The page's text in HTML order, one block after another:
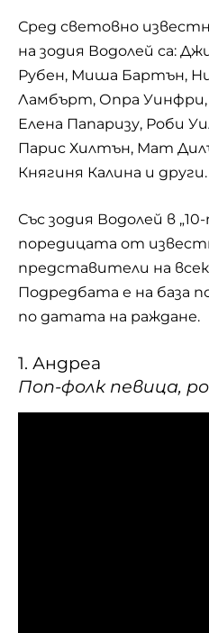
Сред световно
на зодия Водолей са:
Рубен, Миша Бартън,
Ламбърт, Опра
Елена Папаризу, Роби
Парис Хилтън, Мат
Княгиня Калина и други.
Със зодия Водолей в
поредицата от
представители на
Подредбата е на база
по датата на раждане.
1. Андреа
Поп-фолк певица,